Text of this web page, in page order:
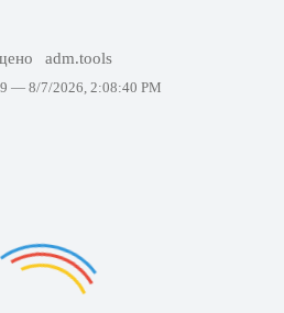
adm.tools
— 8/7/2026, 2:08:40 PM